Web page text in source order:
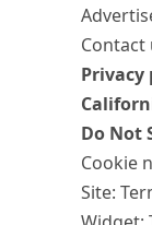
Contact
Privacy
Do Not
Cookie
Site: